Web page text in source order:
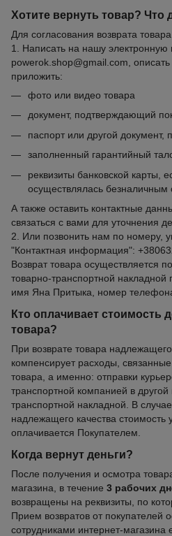
Хотите вернуть товар? Что
Для согласования возврата
1. Написать на нашу электронную
powerok.shop@gmail.com,
приложить:
фото или видео товара
документ, подтверждающий
паспорт или другой
заполненный гарантийный
реквизиты банковской карты,
осуществлялась безналичным
А также оставить контактные
связаться с вами для уточнения
2. Или позвонить нам по номеру,
"Контактная информация":
Возврат товара осуществляется
товарно-транспортной накладной
имя Яна Притыка, номер
Кто оплачивает стоимость
товара?
При возврате товара
компенсирует расходы,
товара, а именно: отправки
транспортной компанией в другой
транспортной накладной. В
надлежащего качества стоимость
оплачивается Покупателем.
Когда вернут деньги?
После получения и осмотра
магазина, в течение 3 рабочих
возвращены на реквизиты, по
Прием возвратов от покупателей
сотрудниками интернет-магазина